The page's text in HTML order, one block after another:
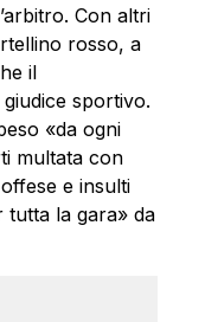
Con altri
rosso, a
il
sportivo.
«da ogni
multata con
e insulti
tutta la gara» da